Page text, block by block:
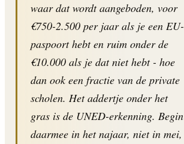
waar dat wordt aangeboden, voor
€750-2.500 per jaar als je een EU-
paspoort hebt en ruim onder de
€10.000 als je dat niet hebt - hoe
dan ook een fractie van de private
scholen. Het addertje onder het
gras is de UNED-erkenning. Begin
daarmee in het najaar, niet in mei,